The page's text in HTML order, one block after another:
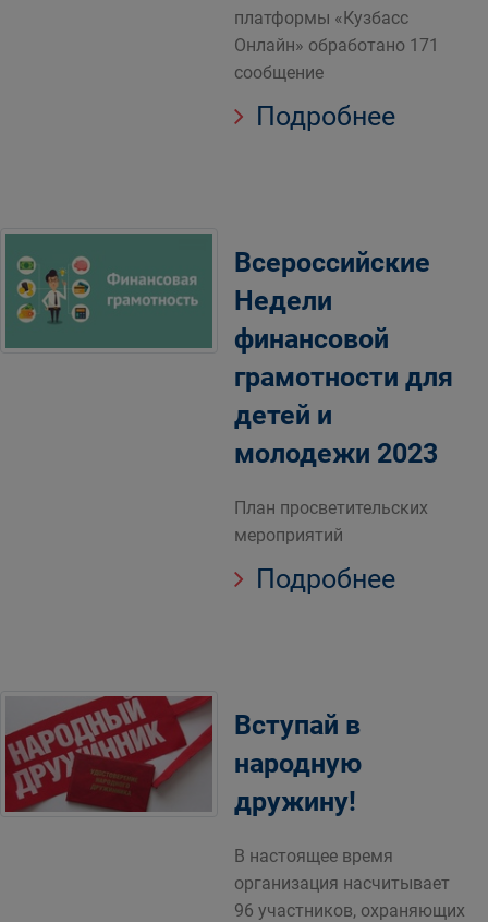
платформы «Кузбасс
Онлайн» обработано 171
сообщение
Подробнее
Всероссийские
Недели
финансовой
грамотности для
детей и
молодежи 2023
План просветительских
мероприятий
Подробнее
Вступай в
народную
дружину!
В настоящее время
организация насчитывает
96 участников, охраняющих